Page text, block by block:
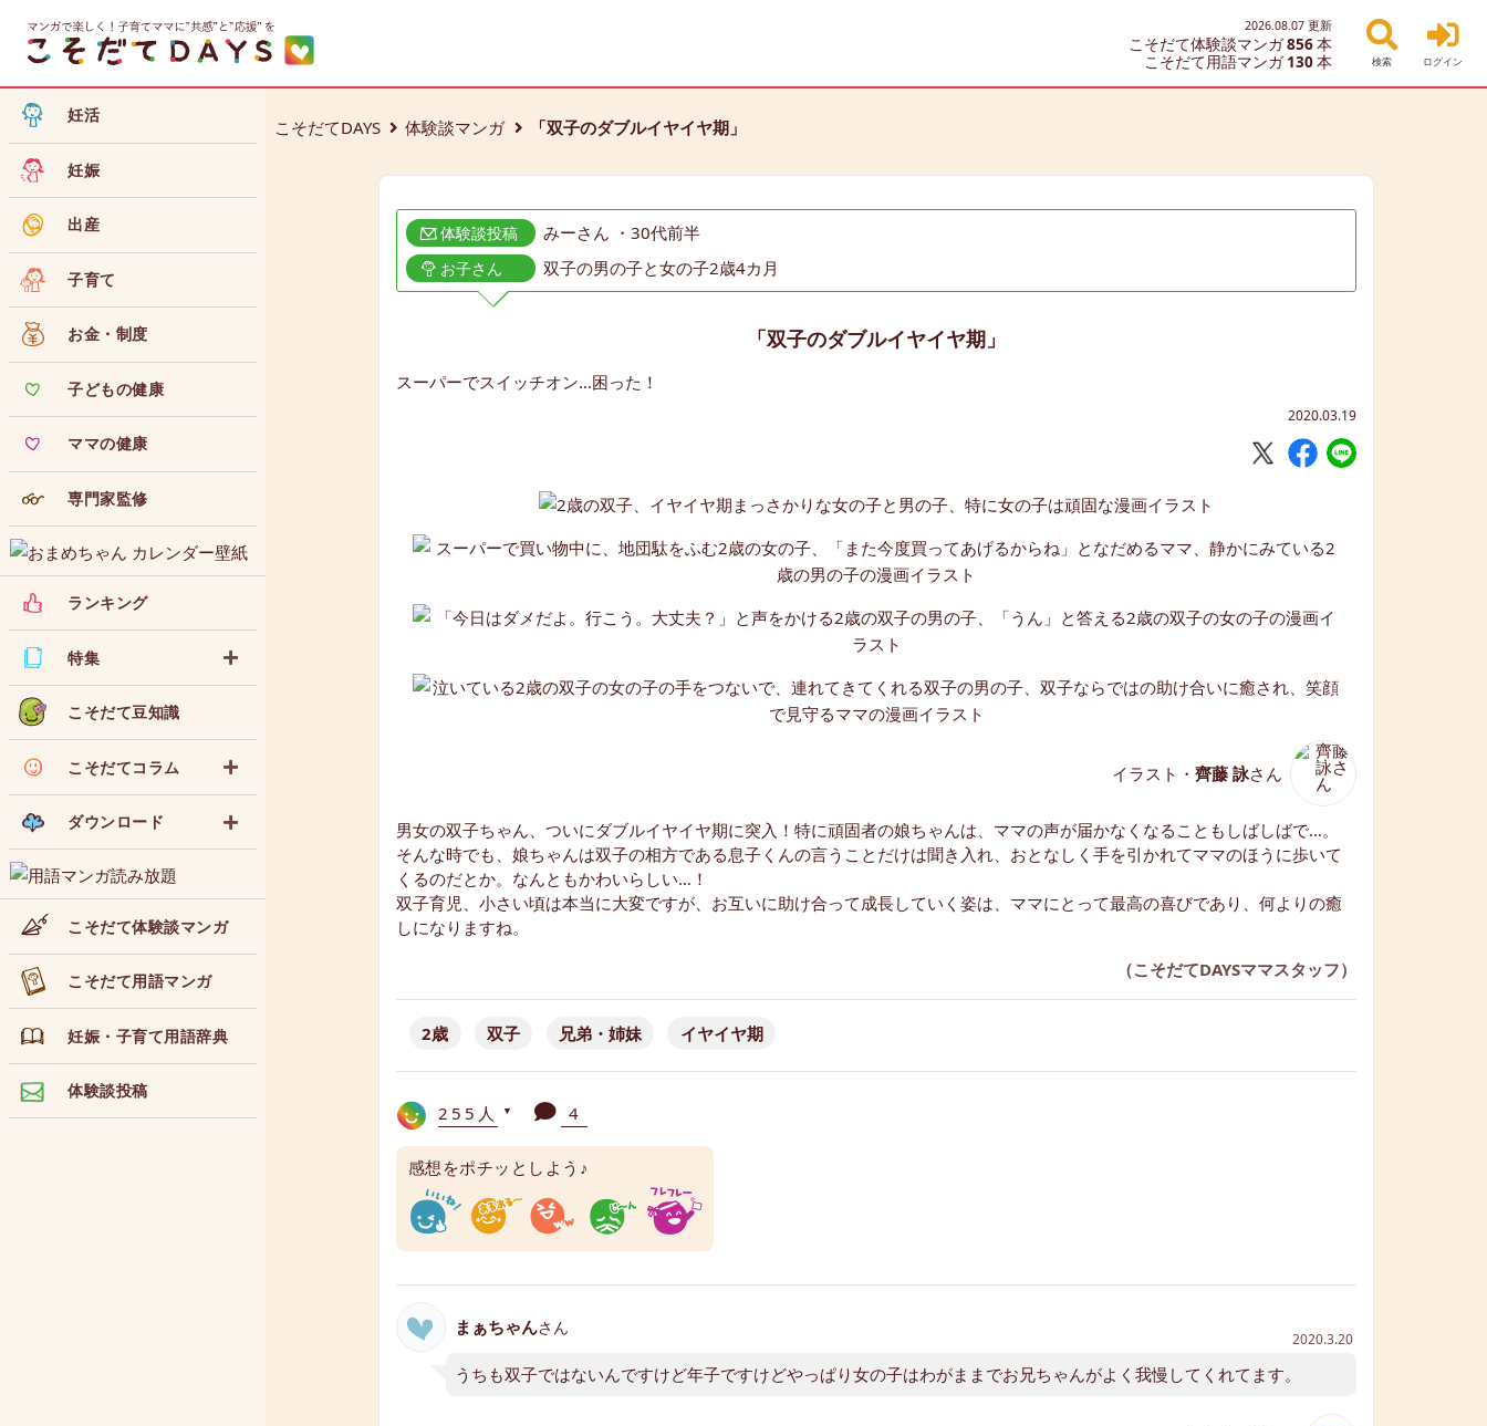
2026.08.07 更新
こそだて体験談マンガ856本
こそだて用語マンガ 130本 検索 ログイン
妊活
妊娠
出産
子育て
お金・制度
子どもの健康
ママの健康
専門家監修
ランキング
特集
こそだて豆知識
こそだてコラム
ダウンロード
こそだて体験談マンガ
こそだて用語マンガ
妊娠・子育て用語辞典
体験談投稿
こそだてDAYS 体験談マンガ 「双子のダブルイヤイヤ期」
体験談投稿 みーさん ・30代前半
お子さん 双子の男の子と女の子2歳4カ月
「双子のダブルイヤイヤ期」
スーパーでスイッチオン…困った！
2020.03.19
イラスト・ 齊藤 詠さん
男女の双子ちゃん、ついにダブルイヤイヤ期に突入！特に頑固者の娘ちゃんは、ママの声が届かなくなることもしばしばで…。
そんな時でも、娘ちゃんは双子の相方である息子くんの言うことだけは聞き入れ、おとなしく手を引かれてママのほうに歩いて
くるのだとか。なんともかわいらしい…！
双子育児、小さい頃は本当に大変ですが、お互いに助け合って成長していく姿は、ママにとって最高の喜びであり、何よりの癒
しになりますね。
（こそだてDAYSママスタッフ）
2歳 双子 兄弟・姉妹 イヤイヤ期
255人 ▼ 4
感想をポチッとしよう♪
まぁちゃんさん
2020.3.20
うちも双子ではないんですけど年子ですけどやっぱり女の子はわがままでお兄ちゃんがよく我慢してくれてます。